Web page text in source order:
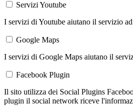
Servizi Youtube
I servizi di Youtube aiutano il servizio
Google Maps
I servizi di Google Maps aiutano il
Facebook Plugin
Il sito utilizza dei Social Plugins
plugin il social network riceve